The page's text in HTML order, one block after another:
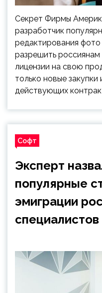
Секрет Фирмы
разработчик
редактирования
разрешить
лицензии на свою
только новые
действующих
Софт
Эксперт
популярные
эмиграции
специалистов